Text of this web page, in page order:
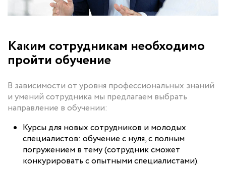
Каким сотрудникам необходимо
пройти обучение
В зависимости от уровня профессиональных знаний
и умений сотрудника мы предлагаем выбрать
направление в обучении:
Курсы для новых сотрудников и молодых
специалистов: обучение с нуля, с полным
погружением в тему (сотрудник сможет
конкурировать с опытными специалистами).